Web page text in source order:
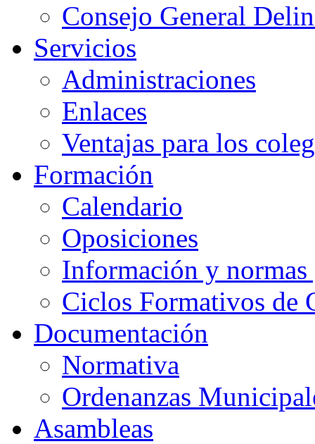
Consejo General
Servicios
Administraciones
Enlaces
Ventajas para los
Formación
Calendario
Oposiciones
Información y normas
Ciclos Formativos de
Documentación
Normativa
Ordenanzas
Asambleas